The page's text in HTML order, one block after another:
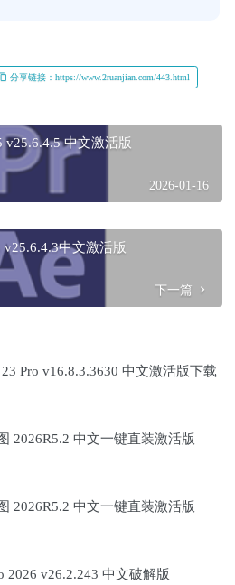
分享链接：https://www.2ruanjian.com/443.html
v25.6.4.5 中文激活版
2026-01-16
v25.6.4.3中文激活版
下一篇
23 Pro v16.8.3.3630 中文激活版下载
2026R5.2 中文一键直装激活版
2026R5.2 中文一键直装激活版
2026 v26.2.243 中文破解版